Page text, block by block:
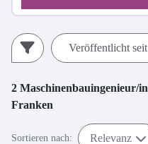
Veröffentlicht seit
2 Maschinenbauingenieur/in
Franken
Sortieren nach: Relevanz